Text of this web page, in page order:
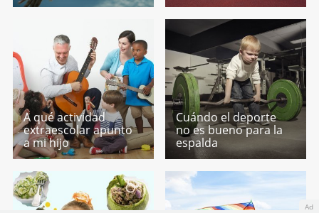
A qué actividad
extraescolar apunto
a mi hijo
Cuándo el deporte
no es bueno para la
espalda
Ad